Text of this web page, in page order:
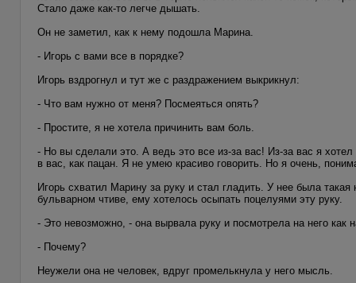
Стало даже как-то легче дышать.
Он не заметил, как к нему подошла Марина.
- Игорь с вами все в порядке?
Игорь вздрогнул и тут же с раздражением выкрикнул:
- Что вам нужно от меня? Посмеяться опять?
- Простите, я не хотела причинить вам боль.
- Но вы сделали это. А ведь это все из-за вас! Из-за вас я
в вас, как пацан. Я не умею красиво говорить. Но я очень,
Игорь схватил Марину за руку и стал гладить. У нее была
бульварном чтиве, ему хотелось осыпать поцелуями эту руку.
- Это невозможно, - она вырвала руку и посмотрела на него как
- Почему?
Неужели она не человек, вдруг промелькнула у него мысль.